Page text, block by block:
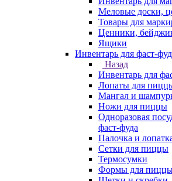
Меловые доски,
Товары для
Ценники,
Ящики
Инвентарь для фаст-
Назад
Инвентарь для
Лопаты для
Мангал и
Ножи для пиццы
Одноразовая
фаст-фуда
Палочка и
Сетки для пиццы
Термосумки
Формы для